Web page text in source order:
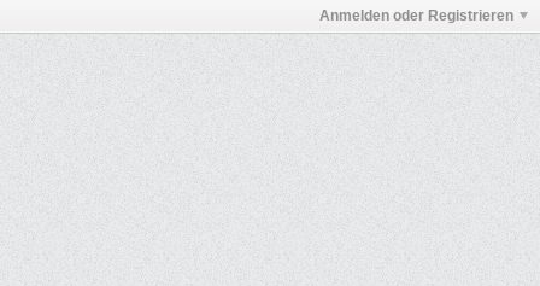
Anmelden oder Registrieren